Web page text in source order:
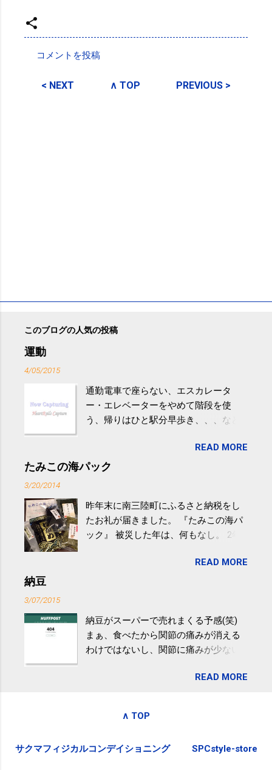
メ
コメントを投稿
< NEXT ∧ TOP PREVIOUS >
このブログの人気の投稿
運動
4/05/2015
通勤電車で座らない、エスカレータ
ー・エレベーターをやめて階段を使
う、帰りはひと駅分早歩き、、、など
やすい。 スポーツウェア・シューズで
するものだけが運動ではない。 食べ
けると改善する、との結果を筑波大の
研究チームが発表した。改善が期待で
きるのは、過度の飲酒が原因ではない
減らなくても効果があるという。 正田
波大「減量しなくても効果」 - ニュー
ス - アピタル（医療・健康）
READ MORE
たみこの海パック
3/20/2014
昨年末に南三陸町にふるさと納税をし
たお礼が届きました。 『たみこの海パ
ック』 被災した年は、何もなし。 2年
が『たみこの海パック』。 ボランティ
全く考えていなかったので、貰えると
少しづつ復興してる感が伝わってきて
嬉しいです。 あと、ふるさと納税が節
ですが、節税になるほど稼げていない
税務局｜ふるさと納税など個人住民税
READ MORE
納豆
3/07/2015
納豆がスーパーで売れまくる予感(笑)
まぁ、食べたから関節の痛みが消える
わけではないし、関節に痛みが少ない
ど。。 「関節の老化」は、「コンドロ
歳をピークにして、体内で作られる量
代の半分、60代ではそのさらに半分に
READ MORE
∧ TOP
サクマフィジカルコンデイショニング SPCstyle-store